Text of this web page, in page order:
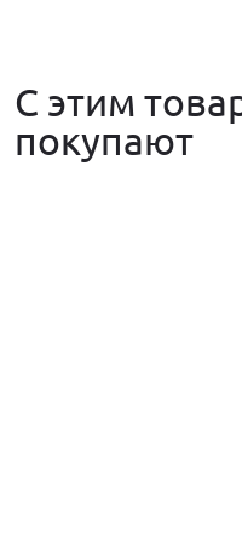
С этим
покупают